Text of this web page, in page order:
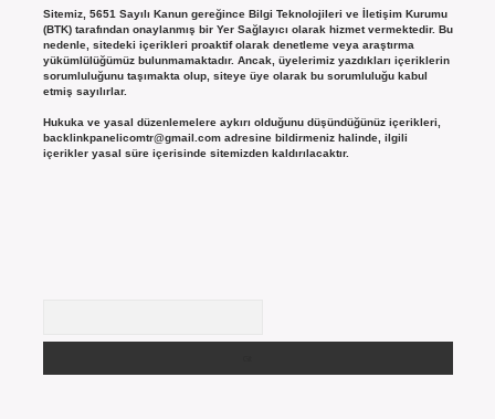
Sitemiz, 5651 Sayılı Kanun gereğince Bilgi Teknolojileri ve İletişim Kurumu
(BTK) tarafından onaylanmış bir Yer Sağlayıcı olarak hizmet vermektedir. Bu
nedenle, sitedeki içerikleri proaktif olarak denetleme veya araştırma
yükümlülüğümüz bulunmamaktadır. Ancak, üyelerimiz yazdıkları içeriklerin
sorumluluğunu taşımakta olup, siteye üye olarak bu sorumluluğu kabul
etmiş sayılırlar.
Hukuka ve yasal düzenlemelere aykırı olduğunu düşündüğünüz içerikleri,
backlinkpanelicomtr@gmail.comadresine bildirmeniz halinde, ilgili
içerikler yasal süre içerisinde sitemizden kaldırılacaktır.